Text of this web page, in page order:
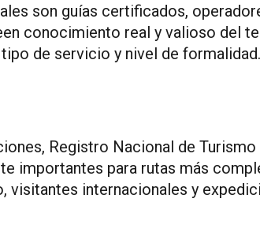
son guías certificados,
conocimiento real y valioso del
de servicio y nivel de formalidad.
Registro Nacional de
importantes para rutas más
visitantes internacionales y